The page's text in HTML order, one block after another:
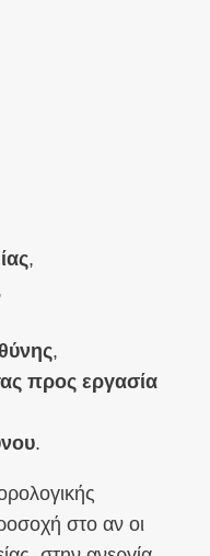
,
,
προς εργασία
.
στο αν οι